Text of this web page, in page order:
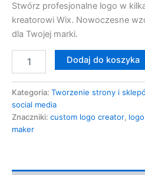
Stwórz profesjonalne logo w
kreatorowi Wix. Nowoczesne
dla Twojej marki.
Dodaj do koszyka
Kategoria: Tworzenie strony i
social media
Znaczniki: custom logo creator,
maker